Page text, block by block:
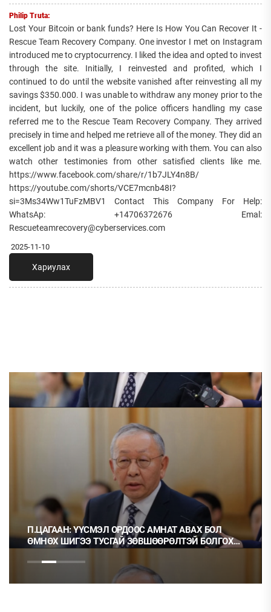
Philip Truta:
Lost Your Bitcoin or bank funds? Here Is How You Can Recover It -
Rescue Team Recovery Company. One investor I met on Instagram
introduced me to cryptocurrency. I liked the idea and opted to invest
through the site. Initially, I reinvested and profited, which I
continued to do until the website vanished after reinvesting all my
savings $350.000. I was unable to withdraw any money prior to the
incident, but luckily, one of the police officers handling my case
referred me to the Rescue Team Recovery Company. They arrived
precisely in time and helped me retrieve all of the money. They did an
excellent job and it was a pleasure working with them. You can also
watch other testimonies from other satisfied clients like me.
https://www.facebook.com/share/r/1b7JLY4n8B/
https://youtube.com/shorts/VCE7mcnb48I?
si=3Ms34Ww1TuFzMBV1 Contact This Company For Help:
WhatsAp: +14706372676 Emal:
Rescueteamrecovery@cyberservices.com
2025-11-10
Хариулах
П.ЦАГААН: ҮҮСМЭЛ ОРДООС АМНАТ АВАХ БОЛ
ӨМНӨХ ШИГЭЭ ТУСГАЙ ЗӨВШӨӨРӨЛТЭЙ БОЛГОХ